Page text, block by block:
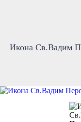
Икона Св.Вадим